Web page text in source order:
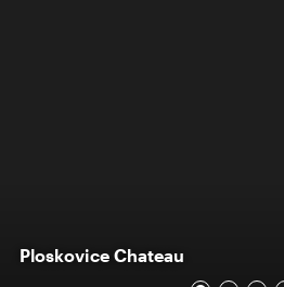
Ploskovice Chateau